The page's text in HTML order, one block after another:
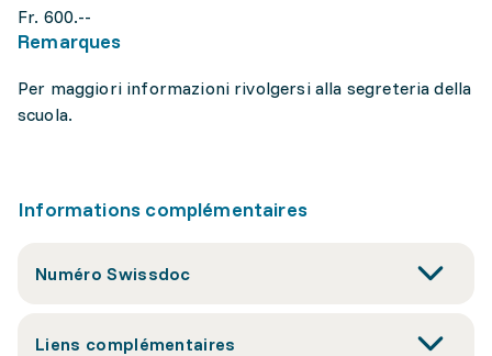
Fr. 600.--
Remarques
Per maggiori informazioni rivolgersi alla segreteria della
scuola.
Informations complémentaires
Numéro Swissdoc
Liens complémentaires